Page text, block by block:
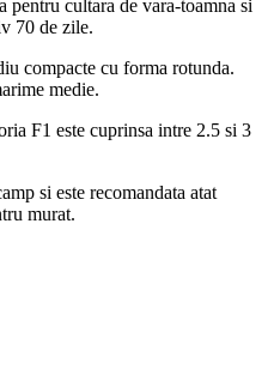
cultara de vara-toamna si
70 de zile.
compacte cu forma rotunda.
medie.
F1 este cuprinsa intre 2.5 si 3
si este recomandata atat
murat.